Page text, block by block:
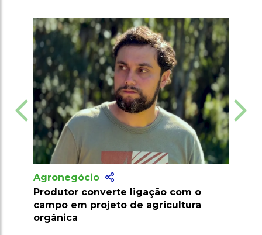
ligação com o
de agricultura
Marrocos suspende tarifas
importação de carnes e